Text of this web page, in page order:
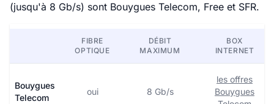
(jusqu'à 8 Gb/s) sont Bouygues Telecom, Free et SFR.
FIBRE
OPTIQUE
DÉBIT
MAXIMUM
BOX
INTERNET
Bouygues
Telecom
oui 8 Gb/s
les offres
Bouygues